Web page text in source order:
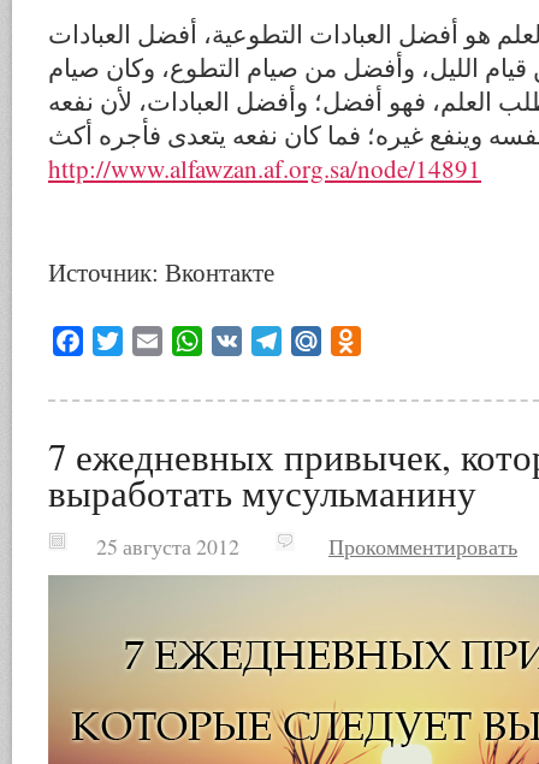
هو أفضل العبادات التطوعية، أفضل العبادات
الليل، وأفضل من صيام التطوع، وكان صيام
العلم، فهو أفضل؛ وأفضل العبادات، لأن نفعه
وينفع غيره؛ فما كان نفعه يتعدى فأجره أكث
http://www.alfawzan.af.org.sa/node/14891
Источник: Вконтакте
Facebook
Twitter Email WhatsApp
VK TelegramMail.Ru
7 ежедневных привычек,
выработать мусульманину
25 августа 2012 Прокомментировать